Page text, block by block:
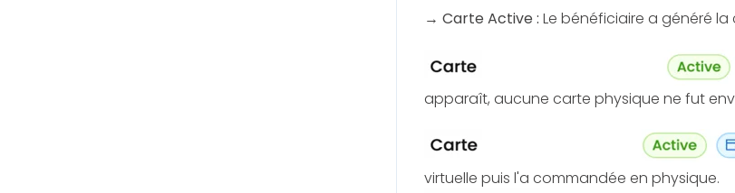
→ Carte Active : Le bénéficiaire a généré
apparaît, aucune carte physique ne fut
virtuelle puis l'a commandée en physique.